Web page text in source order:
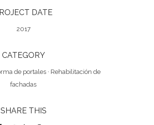
DATE
2017
CATEGORY
de portales· Rehabilitación de
fachadas
SHARE THIS